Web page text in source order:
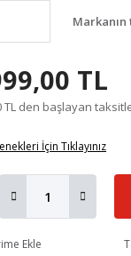
TL
TL den başlayan
İçin Tıklayınız
Ekle